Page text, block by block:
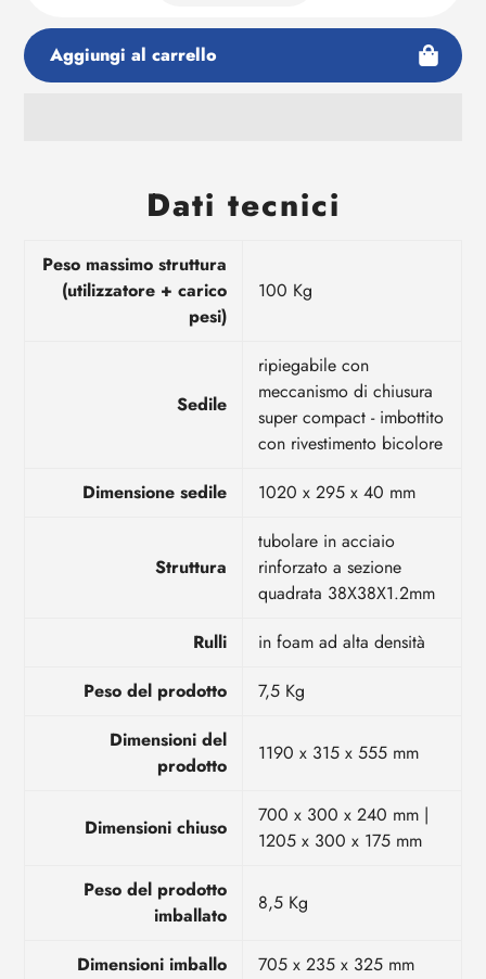
Aggiungi al carrello
carrello
Dati tecnici
Peso massimo struttura
(utilizzatore + carico
pesi)
100 Kg
Sedile
ripiegabile con
meccanismo di chiusura
super compact - imbottito
con rivestimento bicolore
Dimensione sedile
1020 x 295 x 40 mm
Struttura
tubolare in acciaio
rinforzato a sezione
quadrata 38X38X1.2mm
Rulli
in foam ad alta densità
Peso del prodotto
7,5 Kg
Dimensioni del
prodotto
1190 x 315 x 555 mm
Dimensioni chiuso
700 x 300 x 240 mm |
1205 x 300 x 175 mm
Peso del prodotto
imballato
8,5 Kg
Dimensioni imballo
705 x 235 x 325 mm